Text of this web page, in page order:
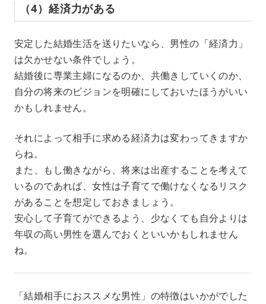
（4）経済力がある
安定した結婚生活を送りたいなら、男性の「経済力」
は欠かせない条件でしょう。
結婚後に専業主婦になるのか、共働きしていくのか、
自分の将来のビジョンを明確にしておいたほうがいい
かもしれません。
それによって相手に求める経済力は変わってきますか
らね。
また、もし働きながら、将来は出産することを考えて
いるのであれば、女性は子育てで働けなくなるリスク
があることを想定しておきましょう。
安心して子育てができるよう、少なくても自分よりは
年収の高い男性を選んでおくといいかもしれません
ね。
「結婚相手におススメな男性」の特徴はいかがでした